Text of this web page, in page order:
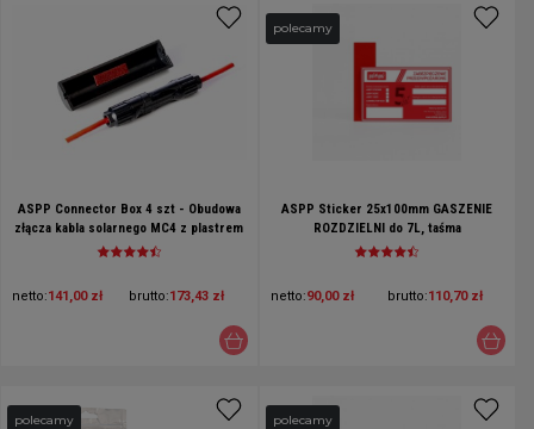
ASPP Connector Box 4 szt - Obudowa
złącza kabla solarnego MC4 z plastrem
ASPP Fire Sticker
netto:141,00 zł brutto:173,43 zł
ASPP Sticker 25x100mm GASZENIE
ROZDZIELNI do 7L, taśma
ogniochronna, plaster ppoż do
netto:90,00 zł brutto:110,70 zł
polecamy
polecamy polecamy